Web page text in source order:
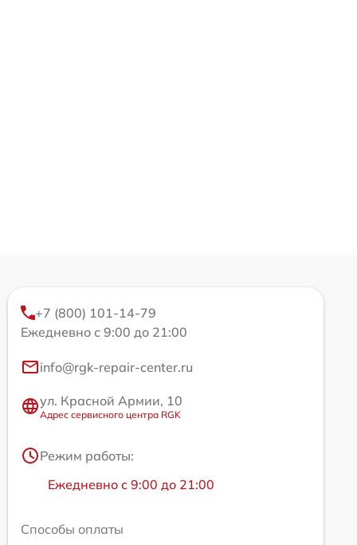
+7 (800) 101-14-79
Ежедневно с 9:00 до 21:00
info@rgk-repair-center.ru
ул. Красной Армии, 10
Адрес сервисного центра RGK
Режим работы:
Ежедневно с 9:00 до 21:00
Способы оплаты